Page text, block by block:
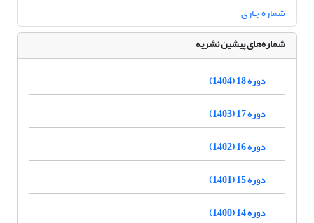
شماره جاری
شماره‌های پیشین نشریه
دوره 18 (1404)
دوره 17 (1403)
دوره 16 (1402)
دوره 15 (1401)
دوره 14 (1400)